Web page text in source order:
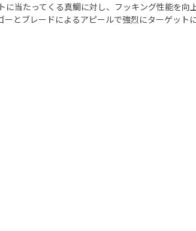
当たってくる真鯛に対し、フッキング性能を向
とブレードによるアピールで強烈にターゲットに